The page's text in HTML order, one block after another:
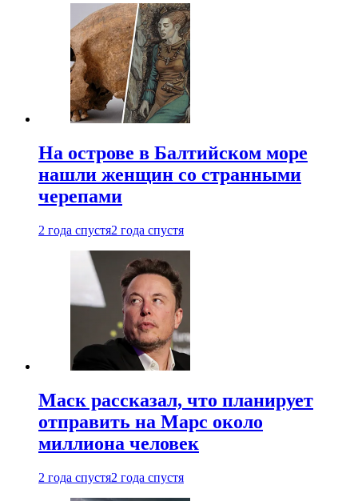
На острове в Балтийском море
нашли женщин со странными
черепами
2 года спустя2 года спустя
Маск рассказал, что планирует
отправить на Марс около
миллиона человек
2 года спустя2 года спустя